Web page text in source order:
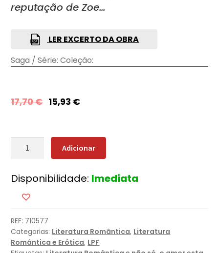
reputação de Zoe…
LER EXCERTO DA OBRA
Saga / Série: Coleção:
17,70€ 15,93 €
Quantidade
e
Uma
Noites
de
Tentação
Adicionar
Disponibilidade: Imediata
REF: 710577
Categorias: Literatura Romântica, Literatura
Romântica e Erótica, LPF